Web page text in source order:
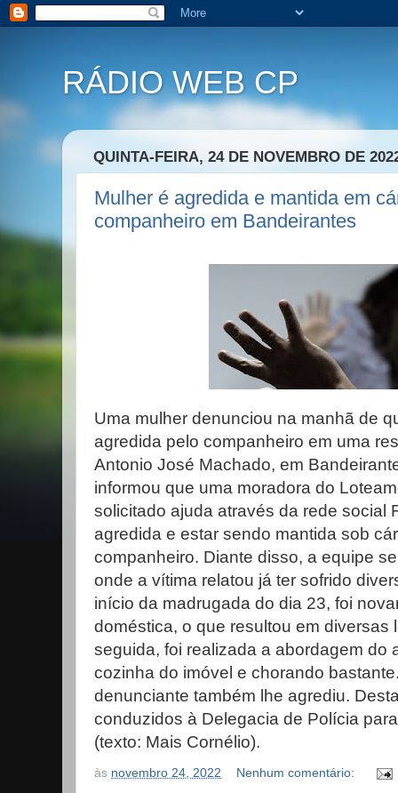
RÁDIO WEB CP
QUINTA-FEIRA, 24 DE NOVEMBRO DE
Mulher é agredida e mantida em
companheiro em Bandeirantes
Uma mulher denunciou na manhã de
agredida pelo companheiro em uma
Antonio José Machado, em
informou que uma moradora do
solicitado ajuda através da rede social
agredida e estar sendo mantida sob
companheiro. Diante disso, a equipe
onde a vítima relatou já ter sofrido
início da madrugada do dia 23, foi
doméstica, o que resultou em diversas
seguida, foi realizada a abordagem do
cozinha do imóvel e chorando
denunciante também lhe agrediu.
conduzidos à Delegacia de Polícia
(texto: Mais Cornélio).
às novembro 24, 2022 Nenhum comentário: